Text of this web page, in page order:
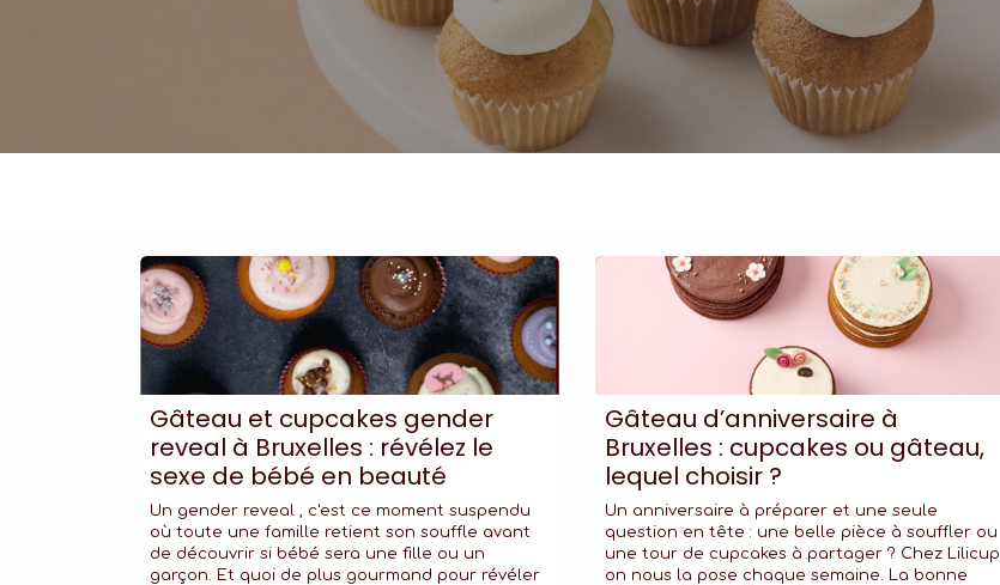
Gâteau et cupcakes gender
reveal à Bruxelles : révélez le
sexe de bébé en beauté
Un gender reveal , c'est ce moment suspendu
où toute une famille retient son souffle avant
de découvrir si bébé sera une fille ou un
garçon. Et quoi de plus gourmand pour révéler
Gâteau d’anniversaire à
Bruxelles : cupcakes ou gâteau,
lequel choisir ?
Un anniversaire à préparer et une seule
question en tête : une belle pièce à souffler ou
une tour de cupcakes à partager ? Chez Lilicup,
on nous la pose chaque semaine. La bonne